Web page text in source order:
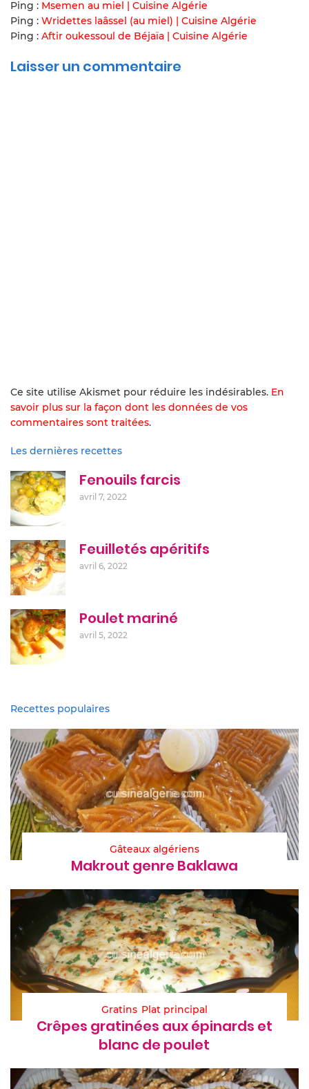
Ping : Msemen au miel | Cuisine Algérie
Ping : Wridettes laâssel (au miel) | Cuisine Algérie
Ping : Aftir oukessoul de Béjaïa | Cuisine Algérie
Laisser un commentaire
Ce site utilise Akismet pour réduire les indésirables. En
savoir plus sur la façon dont les données de vos
commentaires sont traitées.
Les dernières recettes
Fenouils farcis
avril 7, 2022
Feuilletés apéritifs
avril 6, 2022
Poulet mariné
avril 5, 2022
Recettes populaires
Gâteaux algériens
Makrout genre Baklawa
Gratins Plat principal
Crêpes gratinées aux épinards et
blanc de poulet